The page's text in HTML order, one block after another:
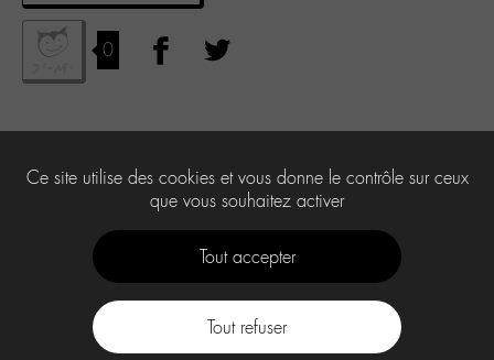
0
Ce site utilise des cookies et vous donne le contrôle sur ceux
que vous souhaitez activer
Tout accepter
Tout refuser